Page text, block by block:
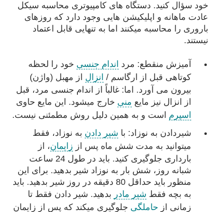
خود سؤال کنید. دستگاه های کامپیوتری محاسبه سیکل
عادت ماهانه و اپلیکیشن هایی وجود دارد که روزهای
باروری را محاسبه میکنند اما به تنهایی قابل اعتماد
نیستند.
آمیزش منقطع: مرد اندام جنسی خود را لحظه
کوتاهی قبل از ارگاسم / انزال از مهبل (واژن)
بیرون می آورد. اما: غالباً از اندام جنسی مرد، قبل
از انزال نیز مایع منی خارج میشود. این مایع حاوی
اسپرم است و به همین دلیل روش مطمئنی نیست.
شیردادن به نوزاد: با شیر دادن به نوزاد، فقط
میتوانید به مدت شش ماه پس از زایمان، از
بارداری جلوگیری کنید. باید در طول 24 ساعت
شبانه روز، شش بار به نوزاد شیر بدهید. برای این
منظور باید حداقل 80 دقیقه در روز شیر بدهید. باید
به بچه فقط شیر مادر بدهید. شیر دادن فقط تا
زمانی از حاملگی جلوگیری میکند که پس از زایمان